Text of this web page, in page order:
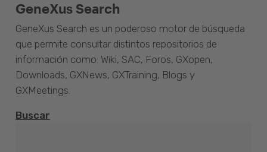
GeneXus Search
GeneXus Search es un poderoso motor de búsqueda
que permite consultar distintos repositorios de
información como: Wiki, SAC, Foros, GXopen,
Downloads, GXNews, GXTraining, Blogs y
GXMeetings.
Buscar